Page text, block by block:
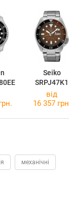
Seiko
SRPJ47K1
від
16 357
механічні